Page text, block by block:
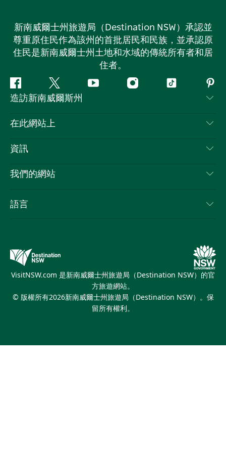
新南威爾士州旅遊局（Destination NSW）承認並
尊重原住民作為該州的首批居民和民族，並承認原
住民是新南威爾士州土地和水域的傳統所有者和居
住者。
Facebook嘰
嘰
喳
Youtube Instagram抖
造訪新南威爾斯州
聯絡我們
隱私
Cookie 通知
在此網站上
目的地
新南威爾斯州公路旅行
活動
資訊
旅行資訊
新南威爾斯的商業
我們的網站
新南威爾士州旅遊局（Destination NSW）媒體中心
繽紛悉尼燈光音樂節
語言
VisitNSW.com 是新南威爾士州旅遊局（Destination NSW）的官
方旅遊網站。
© 版權所有2026新南威爾士州旅遊局（Destination NSW）。保
留所有權利。